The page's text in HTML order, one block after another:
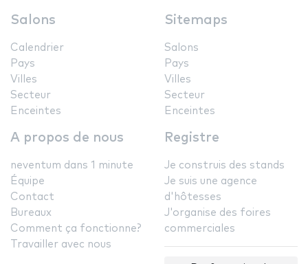
Salons
Calendrier
Pays
Villes
Secteur
Enceintes
Sitemaps
Salons
Pays
Villes
Secteur
Enceintes
A propos de nous
neventum dans 1 minute
Équipe
Contact
Bureaux
Comment ça fonctionne?
Travailler avec nous
Registre
Je construis des stands
Je suis une agence
d'hôtesses
J'organise des foires
commerciales